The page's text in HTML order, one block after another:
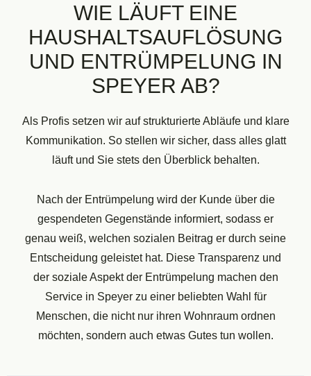
WIE LÄUFT EINE
HAUSHALTSAUFLÖSUNG
UND ENTRÜMPELUNG IN
SPEYER AB?
Als Profis setzen wir auf strukturierte Abläufe und klare
Kommunikation. So stellen wir sicher, dass alles glatt
läuft und Sie stets den Überblick behalten.
Nach der Entrümpelung wird der Kunde über die
gespendeten Gegenstände informiert, sodass er
genau weiß, welchen sozialen Beitrag er durch seine
Entscheidung geleistet hat. Diese Transparenz und
der soziale Aspekt der Entrümpelung machen den
Service in Speyer zu einer beliebten Wahl für
Menschen, die nicht nur ihren Wohnraum ordnen
möchten, sondern auch etwas Gutes tun wollen.